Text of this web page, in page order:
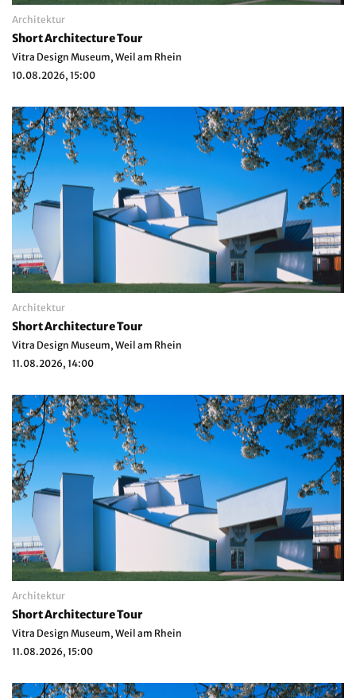
Architektur
Short Architecture Tour
Vitra Design Museum, Weil am Rhein
10.08.2026, 15:00
Architektur
Short Architecture Tour
Vitra Design Museum, Weil am Rhein
11.08.2026, 14:00
Architektur
Short Architecture Tour
Vitra Design Museum, Weil am Rhein
11.08.2026, 15:00